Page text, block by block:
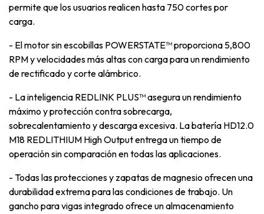
permite que los usuarios realicen hasta 750 cortes por
carga.
- El motor sin escobillas POWERSTATE™ proporciona 5,800
RPM y velocidades más altas con carga para un rendimiento
de rectificado y corte alámbrico.
- La inteligencia REDLINK PLUS™ asegura un rendimiento
máximo y protección contra sobrecarga,
sobrecalentamiento y descarga excesiva. La batería HD12.0
M18 REDLITHIUM High Output entrega un tiempo de
operación sin comparación en todas las aplicaciones.
- Todas las protecciones y zapatas de magnesio ofrecen una
durabilidad extrema para las condiciones de trabajo. Un
gancho para vigas integrado ofrece un almacenamiento